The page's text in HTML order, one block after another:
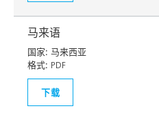
马来语
国家: 马来西亚
格式: PDF
下载